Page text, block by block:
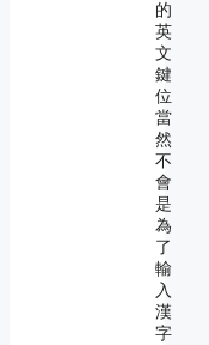
的
英
文
鍵
位
當
然
不
會
是
為
了
輸
入
漢
字